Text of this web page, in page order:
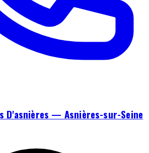
D'asnières — Asnières-sur-Seine